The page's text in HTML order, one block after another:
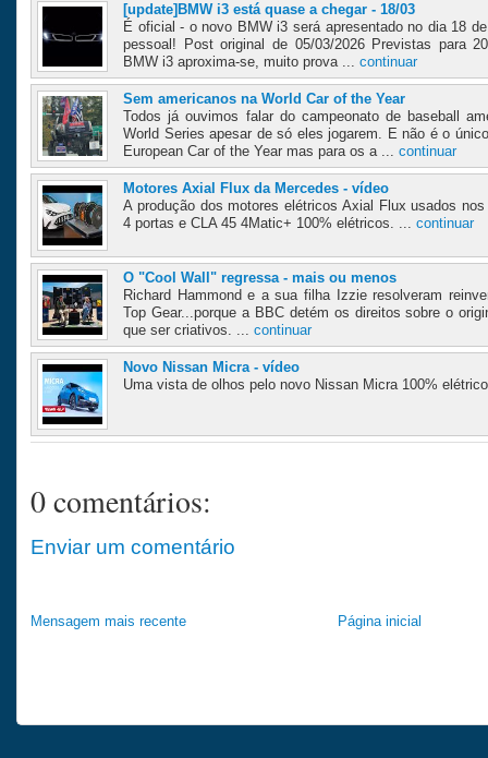
[update]BMW i3 está quase a chegar - 18/03
É oficial - o novo BMW i3 será apresentado no dia 18
pessoal! Post original de 05/03/2026 Previstas para
BMW i3 aproxima-se, muito prova ... continuar
Sem americanos na World Car of the Year
Todos já ouvimos falar do campeonato de baseball
World Series apesar de só eles jogarem. E não é o
European Car of the Year mas para os a ... continuar
Motores Axial Flux da Mercedes - vídeo
A produção dos motores elétricos Axial Flux usados
4 portas e CLA 45 4Matic+ 100% elétricos. ... continuar
O "Cool Wall" regressa - mais ou menos
Richard Hammond e a sua filha Izzie resolveram
Top Gear...porque a BBC detém os direitos sobre o
que ser criativos. ... continuar
Novo Nissan Micra - vídeo
Uma vista de olhos pelo novo Nissan Micra 100%
0 comentários:
Enviar um comentário
Mensagem mais recente Página inicial